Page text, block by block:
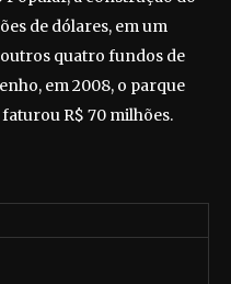
de dólares, em um
quatro fundos de
em 2008, o parque
R$ 70 milhões.